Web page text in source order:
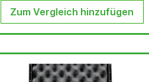
1.5 mm Edelstahl (F = 600
N/mm2)Stanzkraft:...
Zum Vergleich hinzufügen